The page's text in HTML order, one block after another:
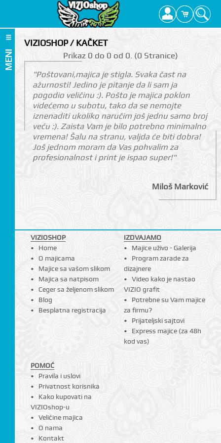
MENI
VIZIOSHOP / KAČKET
Prikаz 0 do 0 оd 0. (0 Strаnicе)
"Poštovani,majica je stigla. Svaka čast na
ažurnosti! Jedino je pitanje da li sam ja
pogodio veličinu :). Pošto je majica poklon
videćemo u subotu, tako da se nemojte
iznenaditi ukoliko naručim još jednu samo broj
veću :). Zaista Vam je bilo potrebno minimalno
vremena! Šalu na stranu, valjda će biti dobra!
Još jednom moram da Vas pohvalim za
profesionalnost i print je ispao super!"
Miloš Marković
VIZIOSHOP
Home
O majicama
Majice sa vašom slikom
Majica sa natpisom
Ceger sa željenom slikom
Blog
Besplatna registracija
IZDVAJAMO
Majice uživo - Galerija
Program zarade za
dizajnere
Video kako je nastao
VIZIO grafit
Potrebne su Vam majice
za firmu?
Prijateljski sajtovi
Express majice (za 48h
kod vas)
POMOĆ
Pravila i uslovi
Privatnost korisnika
Kako kupovati na
VIZIOshop-u
Veličine majica
O nama
Kontakt